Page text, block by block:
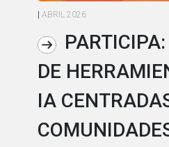
ABRIL 2026
DE
IA